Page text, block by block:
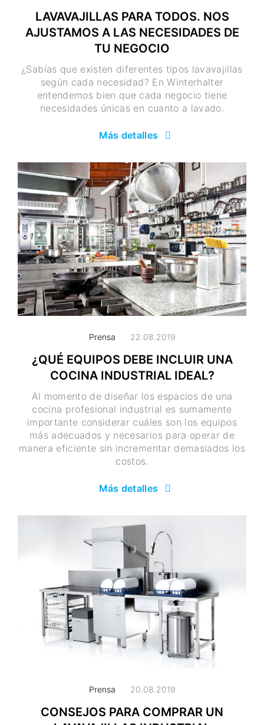
LAVAVAJILLAS PARA TODOS. NOS
AJUSTAMOS A LAS NECESIDADES DE
TU NEGOCIO
¿Sabías que existen diferentes tipos lavavajillas
según cada necesidad? En Winterhalter
entendemos bien que cada negocio tiene
necesidades únicas en cuanto a lavado.
Más detalles
Prensa 22.08.2019
¿QUÉ EQUIPOS DEBE INCLUIR UNA
COCINA INDUSTRIAL IDEAL?
Al momento de diseñar los espacios de una
cocina profesional industrial es sumamente
importante considerar cuáles son los equipos
más adecuados y necesarios para operar de
manera eficiente sin incrementar demasiados los
costos.
Más detalles
Prensa 20.08.2019
CONSEJOS PARA COMPRAR UN